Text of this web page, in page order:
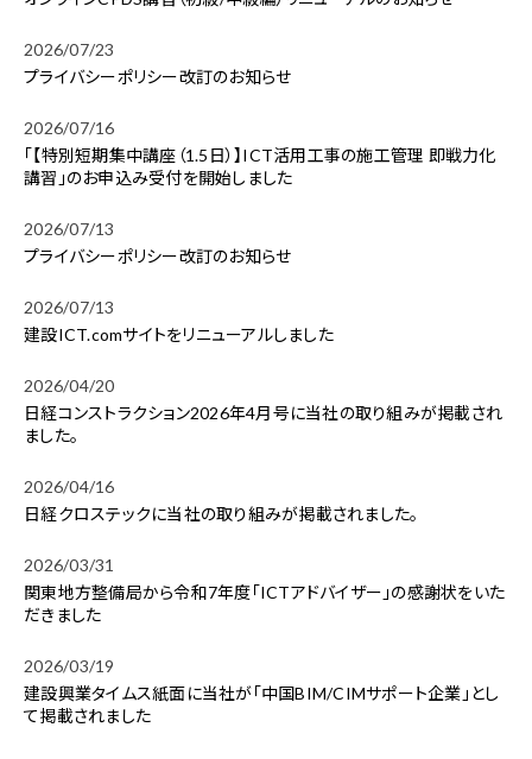
2026/07/23
プライバシーポリシー改訂のお知らせ
2026/07/16
「【特別短期集中講座（1.5日）】ICT活用工事の施工管理 即戦力化
講習」のお申込み受付を開始しました
2026/07/13
プライバシーポリシー改訂のお知らせ
2026/07/13
建設ICT.comサイトをリニューアルしました
2026/04/20
日経コンストラクション2026年4月号に当社の取り組みが掲載され
ました。
2026/04/16
日経クロステックに当社の取り組みが掲載されました。
2026/03/31
関東地方整備局から令和7年度「ICTアドバイザー」の感謝状をいた
だきました
2026/03/19
建設興業タイムス紙面に当社が「中国BIM/CIMサポート企業」とし
て掲載されました